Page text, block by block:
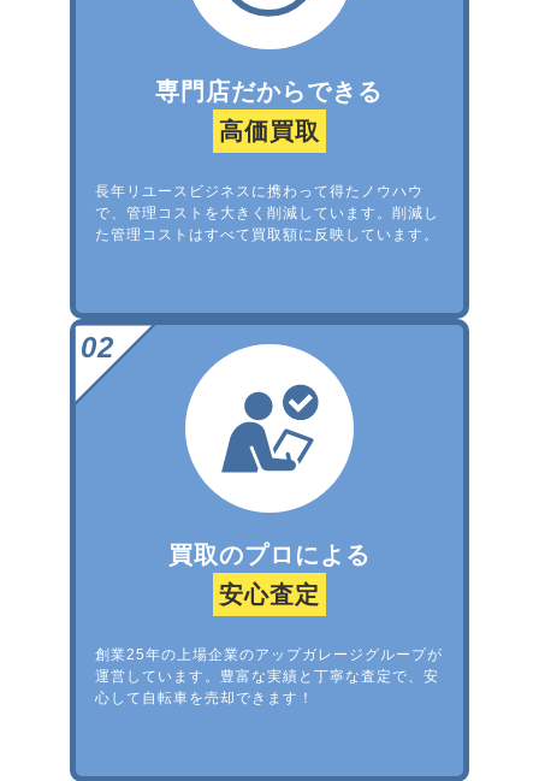
専門店だからできる
高価買取
長年リユースビジネスに携わって得たノウハウ
で、管理コストを大きく削減しています。削減し
た管理コストはすべて買取額に反映しています。
買取のプロによる
安心査定
創業25年の上場企業のアップガレージグループが
運営しています。豊富な実績と丁寧な査定で、安
心して自転車を売却できます！